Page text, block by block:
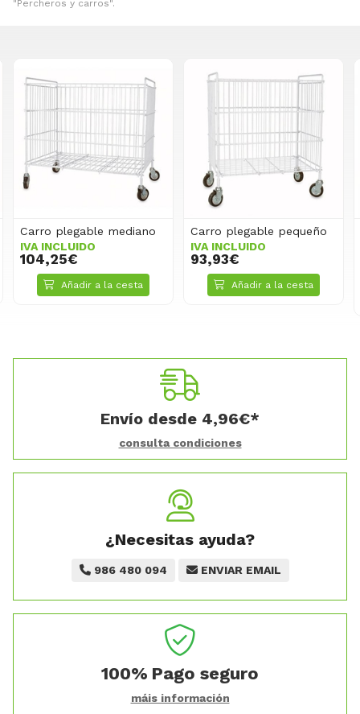
"Percheros y carros".
Carro plegable mediano
IVA INCLUIDO
104,25€
Añadir a la cesta
Carro plegable pequeño
IVA INCLUIDO
93,93€
Añadir a la cesta
Envío desde 4,96€*
consulta condiciones
¿Necesitas ayuda?
986 480 094 ENVIAR EMAIL
100% Pago seguro
máis información